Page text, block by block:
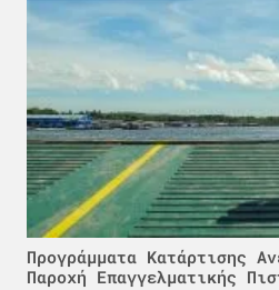
Προγράμματα Κατάρτισης
Παροχή Επαγγελματικής